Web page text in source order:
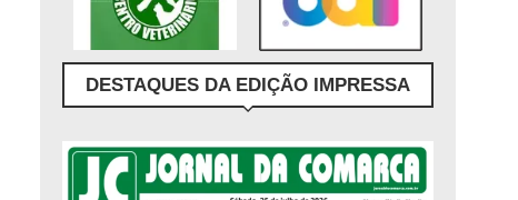
DESTAQUES DA EDIÇÃO IMPRESSA